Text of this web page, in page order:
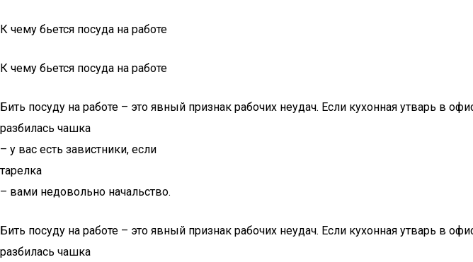
К чему бьется посуда на работе
К чему бьется посуда на работе
Бить посуду на работе – это явный признак рабочих неудач. Если кухонная утварь в
разбилась чашка
– у вас есть завистники, если
тарелка
– вами недовольно начальство.
Бить посуду на работе – это явный признак рабочих неудач. Если кухонная утварь в
разбилась чашка